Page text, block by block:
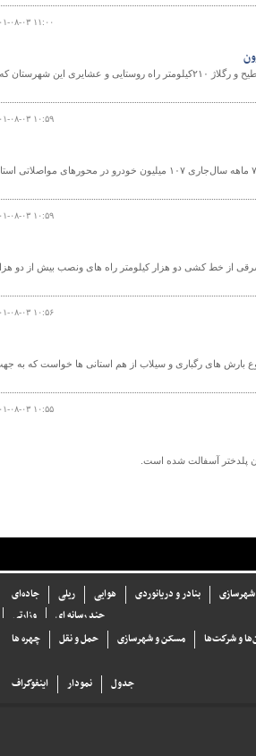
۱۴۰۱-۰۸-۰۳
رئیس اداره راهداری و حمل و نقل جاده ای کازرون از بازگشایی، تسطیح و رگلاژ ۲۱۰کیلومتر راه روستایی و عشایری این شهرستان که
۱۴۰۱-۰۸-۰۳
مدیرکل راهداری و حمل و نقل جاده ای استان کرمانشاه گفت: طی ۷ ماهه سال‌جاری ۱۰۷ میلیون خودرو در محورهای مواصلاتی
۱۴۰۱-۰۸-۰۳
از خط کشی دو هزار کیلومتر راه های ونصب بیش از دو
۱۴۰۱-۰۸-۰۳
بارش های رگباری و سیلاب از هم استانی ها خواست که به
۱۴۰۱-۰۸-۰۳
جاده‌ای ریلی هوایی بنادر و دریانوردی
وزارتی
چند رسانه ای
چهره ها حمل و نقل مسکن و شهرسازی و شركت‌ها
اینفوگراف نمودار جدول